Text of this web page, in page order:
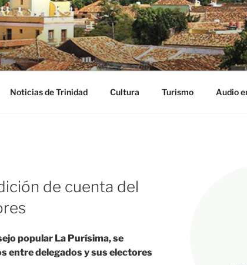
DIGITAL
Noticias de Trinidad Cultura Turismo Audio
de cuenta del
popular La Purísima, se
entre delegados y sus electores